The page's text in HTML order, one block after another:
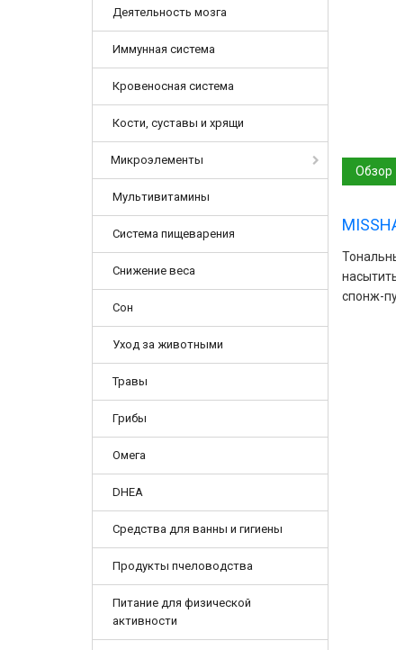
Деятельность мозга
Иммунная система
Кровеносная система
Кости, суставы и хрящи
Микроэлементы
Мультивитамины
Система пищеварения
Снижение веса
Сон
Уход за животными
Травы
Грибы
Омега
DHEA
Средства для ванны и гигиены
Продукты пчеловодства
Питание для физической
активности
Обзор
спонж-